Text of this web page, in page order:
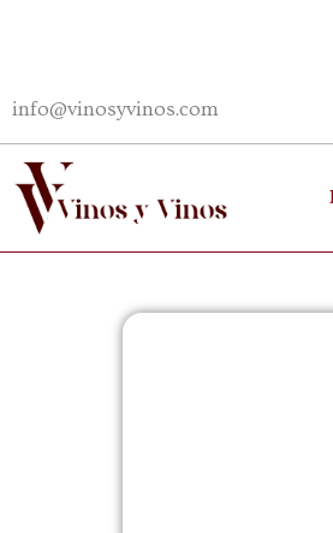
info@vinosyvinos.com